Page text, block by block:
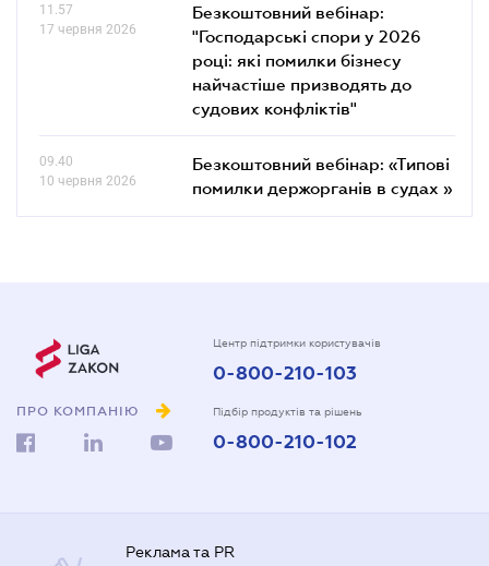
11.57
17 червня 2026
Безкоштовний вебінар:
"Господарські спори у 2026
році: які помилки бізнесу
найчастіше призводять до
судових конфліктів"
09.40
10 червня 2026
Безкоштовний вебінар: «Типові
помилки держорганів в судах »
ПРО КОМПАНІЮ
Центр підтримки користувачів
0-800-210-103
Підбір продуктів та рішень
0-800-210-102
Реклама та PR